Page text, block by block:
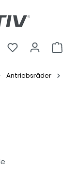
Antriebsräder